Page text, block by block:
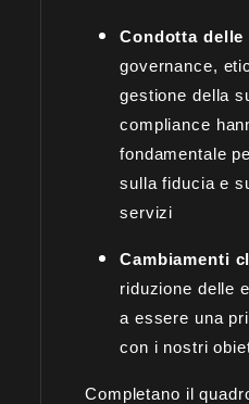
Condotta delle
governance,
gestione della
compliance
fondamentale
sulla fiducia e
servizi
Cambiamenti
riduzione delle
a essere una
con i nostri
Completano il